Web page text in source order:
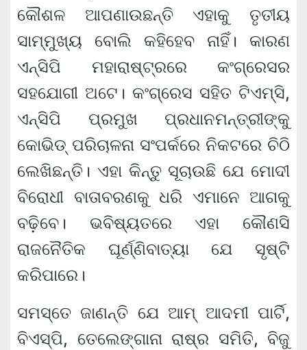
କୌଶଳ ଆପଣାଉଛନ୍ତି ଏହାକୁ ତୃତୀୟ
ସାମ୍ମୁଖ୍ୟ ବୋଲି କହିହେବ ନାହିଁ। କାରଣ
ଏନ୍‌ସିପି ମହାରାଷ୍ଟ୍ରରେ କଂଗ୍ରେସର
ସହଯୋଗୀ ଅଟେ। କଂଗ୍ରେସ ସହିତ ଟିଏମ୍‌ସି,
ଏନ୍‌ସିପି ପ୍ରମୁଖ ପ୍ରଧାନମନ୍ତ୍ରୀଙ୍କୁ
କୋଭିଡ୍ ପରିଚାଳନା ସଂପର୍କରେ ନିକଟରେ ଚିଠି
ଲେଖିଛନ୍ତି। ଏହା କିନ୍ତୁ ସୂଚାଉଛି ଯେ ମୋଦୀ
ବିରୋଧୀ ବାତାବରଣକୁ ଧରି ଏମାନେ ଆଗକୁ
ବଢ଼ିବେ। ଭବିଷ୍ୟତରେ ଏହା କୌଣସି
ରାଜନୈତିକ ଘୂର୍ଣ୍ଣିବାତ୍ୟା ଯେ ସୃଷ୍ଟି
କରିପାରେ।
ସମସ୍ତେ ଜାଣନ୍ତି ଯେ ଆମ୍‌ ଆଦମୀ ପାର୍ଟି,
ବିଏସ୍‌ପି, ତେଲେଙ୍ଗାନା ରାଷ୍ର ସମିତି, ବିଜୁ